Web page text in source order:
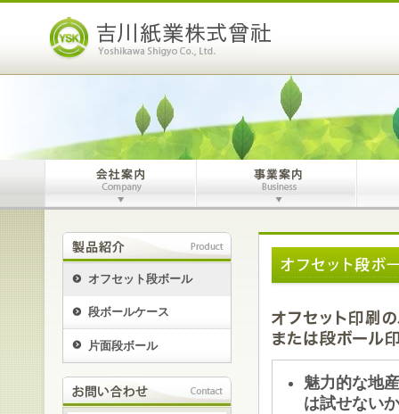
吉
川
紙
字
サ
イ
会
社
案
内
事
業
案
内
魅力的な地
は試せない
オフセット段ボール
段ボールケース
片面段ボール